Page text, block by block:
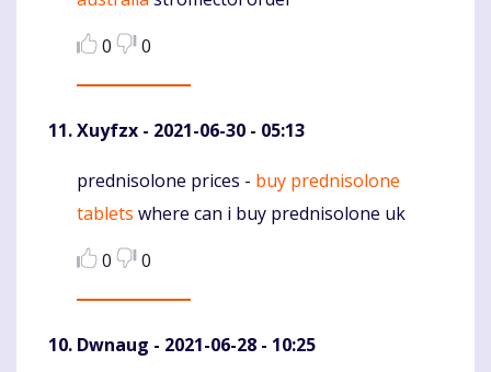
0
0
Xuyfzx - 2021-06-30 - 05:13
Komentaras
prednisolone prices - buy prednisolone
tablets where can i buy prednisolone uk
0
0
Dwnaug - 2021-06-28 - 10:25